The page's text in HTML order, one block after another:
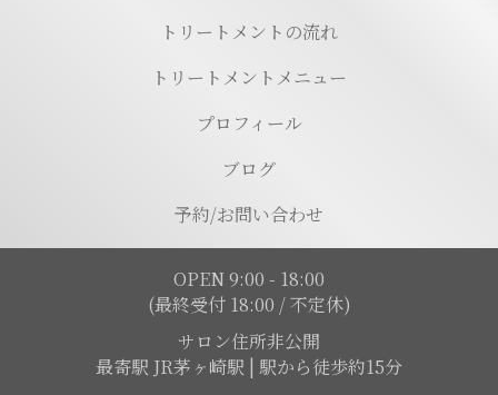
トリートメントの流れ
トリートメントメニュー
プロフィール
ブログ
予約/お問い合わせ
OPEN 9:00 - 18:00
(最終受付 18:00 / 不定休)
サロン住所非公開
最寄駅 JR茅ヶ崎駅 | 駅から徒歩約15分